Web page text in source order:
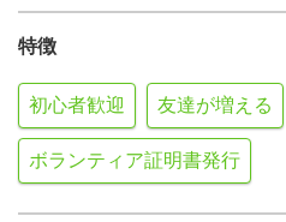
特徴
初心者歓迎 友達が増える
ボランティア証明書発行